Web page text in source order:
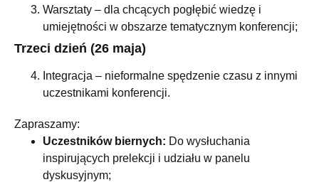
Warsztaty – dla chcących pogłębić wiedzę i
umiejętności w obszarze tematycznym konferencji;
Trzeci dzień (26 maja)
Integracja – nieformalne spędzenie czasu z innymi
uczestnikami konferencji.
Zapraszamy:
Uczestników biernych: Do wysłuchania
inspirujących prelekcji i udziału w panelu
dyskusyjnym;